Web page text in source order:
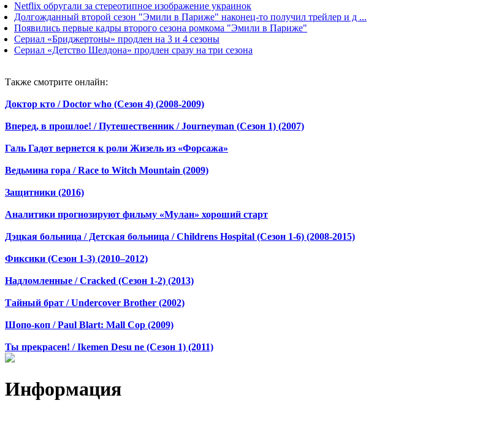
Netflix обругали за стереотипное изображение украинок
Долгожданный второй сезон "Эмили в Париже" наконец-то получил трейлер и д ...
Появились первые кадры второго сезона ромкома "Эмили в Париже"
Сериал «Бриджертоны» продлен на 3 и 4 сезоны
Сериал «Детство Шелдона» продлен сразу на три сезона
Также смотрите онлайн:
Доктор кто / Doctor who (Сезон 4) (2008-2009)
Вперед, в прошлое! / Путешественник / Journeyman (Сезон 1) (2007)
Галь Гадот вернется к роли Жизель из «Форсажа»
Ведьмина гора / Race to Witch Mountain (2009)
Защитники (2016)
Аналитики прогнозируют фильму «Мулан» хороший старт
Дэцкая больница / Детская больница / Childrens Hospital (Сезон 1-6) (2008-2015)
Фиксики (Сезон 1-3) (2010–2012)
Надломленные / Cracked (Сезон 1-2) (2013)
Тайный брат / Undercover Brother (2002)
Шопо-коп / Paul Blart: Mall Cop (2009)
Ты прекрасен! / Ikemen Desu ne (Сезон 1) (2011)
Информация